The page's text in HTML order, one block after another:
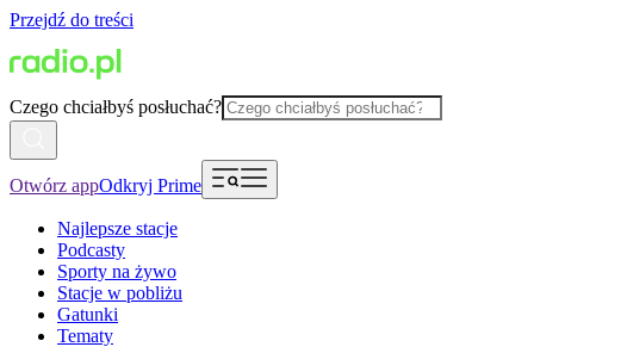
Przejdź do treści
Czego chciałbyś posłuchać?
Otwórz appOdkryj Prime
Najlepsze stacje
Podcasty
Sporty na żywo
Stacje w pobliżu
Gatunki
Tematy